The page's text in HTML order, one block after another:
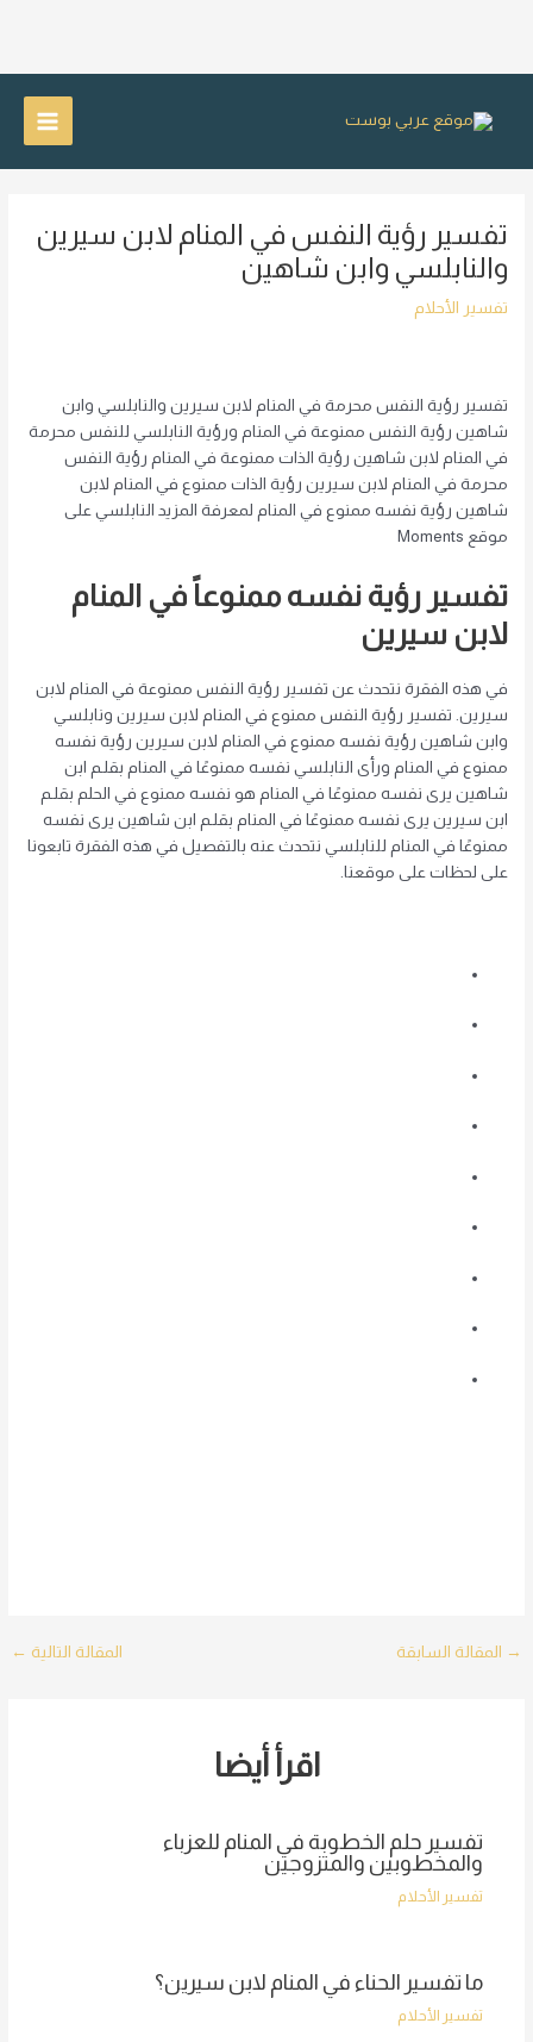
Main
تفسير رؤية النفس في المنام لابن سيرين
والنابلسي وابن شاهين
تفسير الأحلام
تفسير رؤية النفس محرمة في المنام لابن سيرين والنابلسي وابن
شاهين رؤية النفس ممنوعة في المنام ورؤية النابلسي للنفس محرمة
في المنام لابن شاهين رؤية الذات ممنوعة في المنام رؤية النفس
محرمة في المنام لابن سيرين رؤية الذات ممنوع في المنام لابن
شاهين رؤية نفسه ممنوع في المنام لمعرفة المزيد النابلسي على
موقع Moments
تفسير رؤية نفسه ممنوعاً في المنام
لابن سيرين
في هذه الفقرة نتحدث عن تفسير رؤية النفس ممنوعة في المنام لابن
سيرين. تفسير رؤية النفس ممنوع في المنام لابن سيرين ونابلسي
وابن شاهين رؤية نفسه ممنوع في المنام لابن سيرين رؤية نفسه
ممنوع في المنام ورأى النابلسي نفسه ممنوعًا في المنام بقلـم ابن
شاهين يرى نفسه ممنوعًا في المنام هو نفسه ممنوع في الحلم بقلـم
ابن سيرين يرى نفسه ممنوعًا في المنام بقلـم ابن شاهين يرى نفسه
ممنوعًا في المنام للنابلسي نتحدث عنه بالتفصيل في هذه الفقرة تابعونا
على لحظات على موقعنا.
Post
→ المقالة السابقة المقالة التالية ←
اقرأ أيضا
تفسير حلم الخطوبة في المنام للعزباء
والمخطوبين والمتزوجين
تفسير الأحلام
ما تفسير الحناء في المنام لابن سيرين؟
تفسير الأحلام